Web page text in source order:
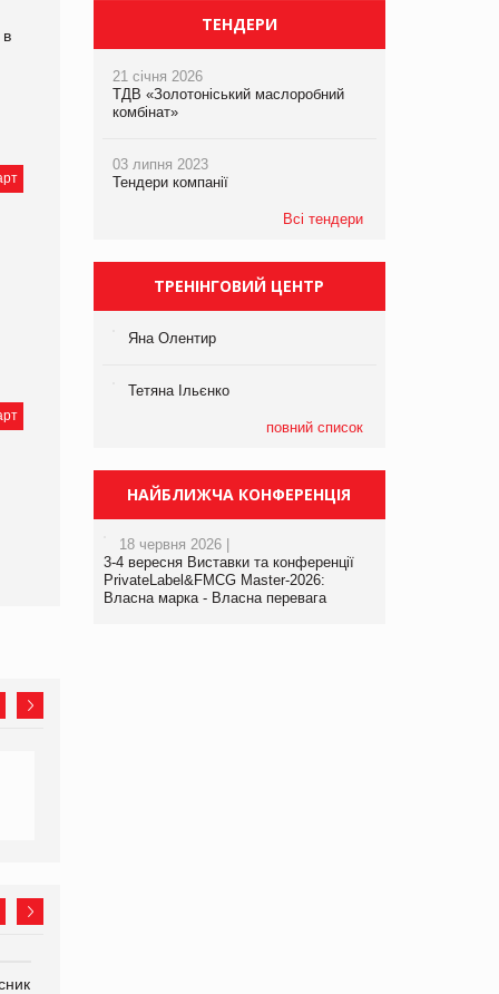
ТЕНДЕРИ
21 січня 2026
ТДВ «Золотоніський маслоробний
комбінат»
03 липня 2023
Тендери компанії
Всі тендери
ТРЕНІНГОВИЙ ЦЕНТР
Яна Олентир
Тетяна Ільєнко
повний список
НАЙБЛИЖЧА КОНФЕРЕНЦІЯ
18 червня 2026 |
3-4 вересня Виставки та конференції
PrivateLabel&FMCG Master-2026:
Власна марка - Власна перевага